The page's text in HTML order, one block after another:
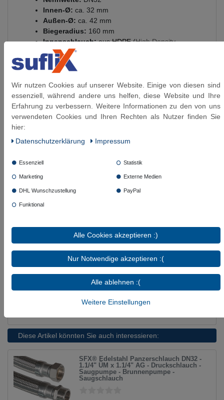
Innen-Ø: ca. 32 mm
Außen-Ø: ca. 42 mm
Biegeradius: 160 mm
Innenschlauch:ausHDPE(High Density
Polyethylen
Anschlüsse:
Umflechtung:
Presshülsen: Aluminium
Gewinde: flachdichtendem Gewinde DIN 228 (G-
Gewinde)
Ozonbeständigkeit:gut
(nach DVGW mit Pflichtangabe nur mit
Beständigkeiten - nicht geeignet:
EL), Dieselkraftstoff, Kerosin, Ottokraftstoff
(Raumtemperatur), Methanol, Ethanol
Beständigkeiten - geeignet:
Luft (bis 70°C)
(bedingt, da nur ölfreie Luft ), Leitungswasser
(Raumtemperatur), Kühlwasser mit
Glykolbeimischung
WRAS-Zulassung: vorhanden
hochwertiger Edelstahl Panzerschlauch -
Diese Artikel könnten Sie auch interessieren:
SFX® Edelstahl Panzerschlauch DN32 -
1.1/4" ÜM x 1.1/4" AG - Druckschlauch -
Saugpumpe - Brunnenpumpe -
Saugschlauch
Wir nutzen Cookies auf unserer Website. Einige von diesen sind
essenziell, während andere uns helfen, diese Website und Ihre
Erfahrung zu verbessern. Weitere Informationen zu den von uns
verwendeten Cookies und Ihren Rechten als Nutzer finden Sie
hier:
Daten­schutz­erklärung
Impressum
Essenziell Statistik
Marketing Externe Medien
DHL Wunschzustellung PayPal
Funktional
Alle Cookies akzeptieren :)
Nur Notwendige akzeptieren :(
Alle ablehnen :(
Weitere Einstellungen